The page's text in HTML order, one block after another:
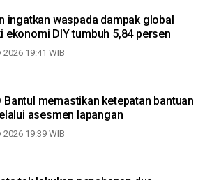
ingatkan waspada dampak global
ekonomi DIY tumbuh 5,84 persen
2026 19:41 WIB
Bantul memastikan ketepatan bantuan
asesmen lapangan
2026 19:39 WIB